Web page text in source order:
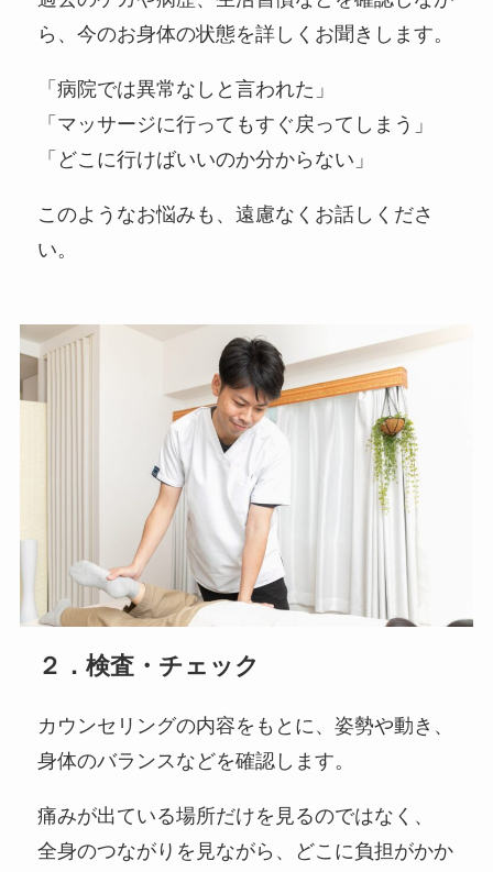
ら、今のお身体の状態を詳しくお聞きします。
「病院では異常なしと言われた」
「マッサージに行ってもすぐ戻ってしまう」
「どこに行けばいいのか分からない」
このようなお悩みも、遠慮なくお話しくださ
い。
２．検査・チェック
カウンセリングの内容をもとに、姿勢や動き、
身体のバランスなどを確認します。
痛みが出ている場所だけを見るのではなく、
全身のつながりを見ながら、どこに負担がかか